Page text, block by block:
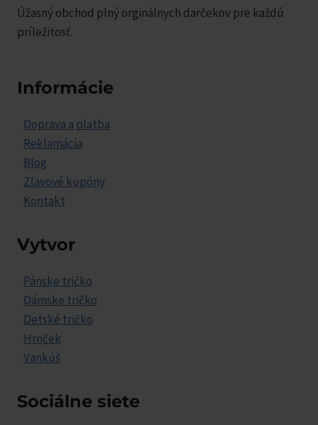
Úžasný obchod plný orginálnych darčekov pre každú
príležitosť.
Informácie
Doprava a platba
Reklamácia
Blog
Zľavové kupóny
Kontakt
Vytvor
Pánske tričko
Dámske tričko
Detské tričko
Hrnček
Vankúš
Sociálne siete